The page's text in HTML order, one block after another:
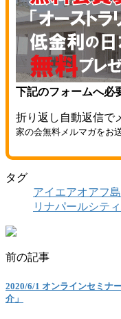
下記のフォームへ必
折り返し自動返信で
家の会無料メルマガをお
タグ
アイエアオアフ
リナパールシティ
前の記事
2020/6/1 オンラインセミナ
介」